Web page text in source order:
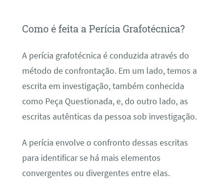
Como é feita a Perícia Grafotécnica?
A perícia grafotécnica é conduzida através do
método de confrontação. Em um lado, temos a
escrita em investigação, também conhecida
como Peça Questionada, e, do outro lado, as
escritas autênticas da pessoa sob investigação.
A perícia envolve o confronto dessas escritas
para identificar se há mais elementos
convergentes ou divergentes entre elas.